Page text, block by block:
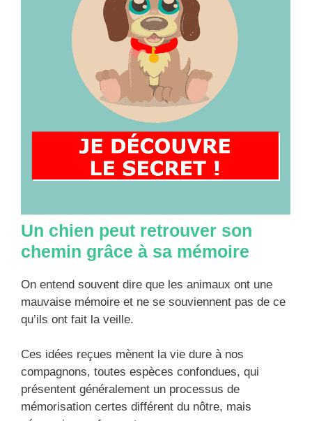
Un chien peut retrouver son
chemin grâce à sa mémoire
On entend souvent dire que les animaux ont une
mauvaise mémoire et ne se souviennent pas de ce
qu’ils ont fait la veille.
Ces idées reçues mènent la vie dure à nos
compagnons, toutes espèces confondues, qui
présentent généralement un processus de
mémorisation certes différent du nôtre, mais